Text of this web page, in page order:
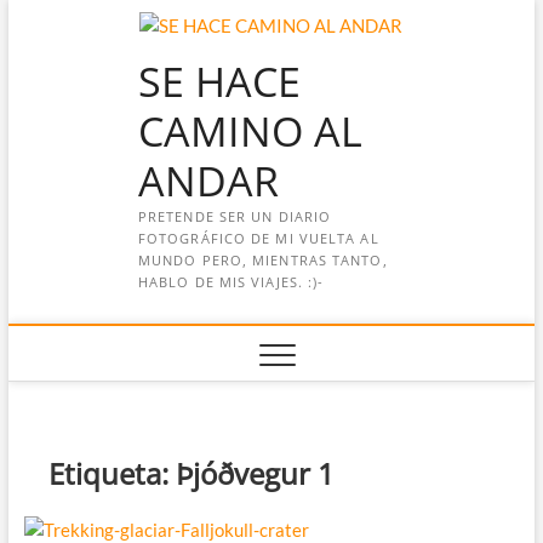
SE HACE
CAMINO AL
ANDAR
PRETENDE SER UN DIARIO
FOTOGRÁFICO DE MI VUELTA AL
MUNDO PERO, MIENTRAS TANTO,
HABLO DE MIS VIAJES. :)-
Etiqueta: Þjóðvegur 1